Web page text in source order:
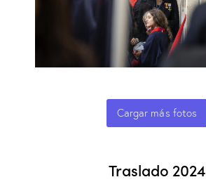
Cargar más fotos
Traslado 2024